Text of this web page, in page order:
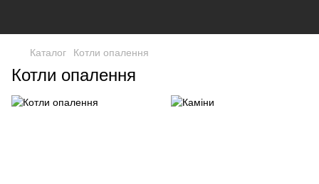
Каталог Котли опалення
Котли опалення